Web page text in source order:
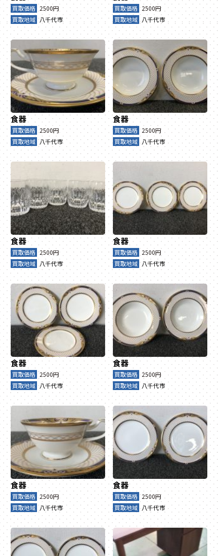
買取価格 2500円
買取地域 八千代市
買取価格 2500円
買取地域 八千代市
食器
買取価格 2500円
買取地域 八千代市
食器
買取価格 2500円
買取地域 八千代市
食器
買取価格 2500円
買取地域 八千代市
食器
買取価格 2500円
買取地域 八千代市
食器
買取価格 2500円
買取地域 八千代市
食器
買取価格 2500円
買取地域 八千代市
食器
買取価格 2500円
買取地域 八千代市
食器
買取価格 2500円
買取地域 八千代市